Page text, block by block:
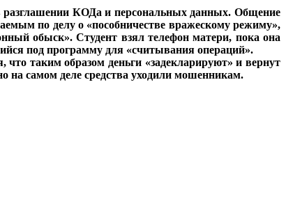
разглашении КОДа и персональных данных. Общение
по делу о «пособничестве вражескому режиму»,
обыск». Студент взял телефон матери, пока она
под программу для «считывания операций».
таким образом деньги «задекларируют» и вернут
на самом деле средства уходили мошенникам.